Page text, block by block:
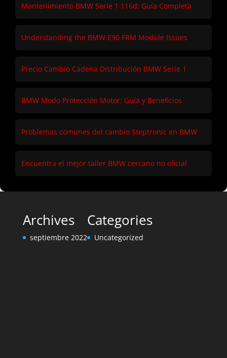
Mantenimiento BMW Serie 1 116d: Guía Completa
Understanding the BMW E90 FRM Module Issues
Precio Cambio Cadena Distribución BMW Serie 1
BMW Modo Protección Motor: Guía y Beneficios
Problemas comunes del cambio Steptronic en BMW
Encuentra el mejor taller BMW cercano no oficial
Archives
septiembre 2022
Categories
Uncategorized